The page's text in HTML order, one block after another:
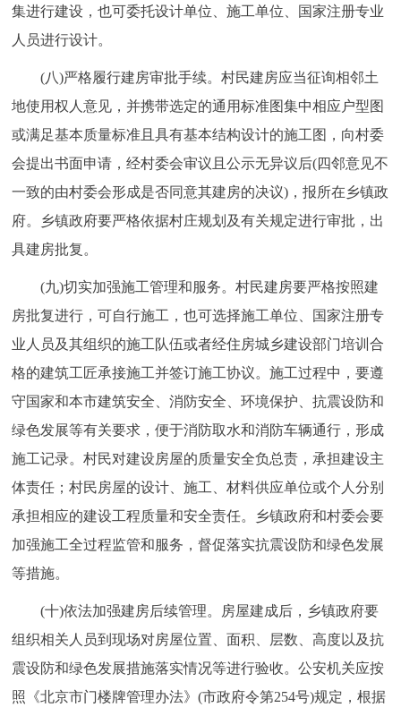
集进行建设，也可委托设计单位、施工单位、国家注册专业
人员进行设计。
(八)严格履行建房审批手续。村民建房应当征询相邻土
地使用权人意见，并携带选定的通用标准图集中相应户型图
或满足基本质量标准且具有基本结构设计的施工图，向村委
会提出书面申请，经村委会审议且公示无异议后(四邻意见不
一致的由村委会形成是否同意其建房的决议)，报所在乡镇政
府。乡镇政府要严格依据村庄规划及有关规定进行审批，出
具建房批复。
(九)切实加强施工管理和服务。村民建房要严格按照建
房批复进行，可自行施工，也可选择施工单位、国家注册专
业人员及其组织的施工队伍或者经住房城乡建设部门培训合
格的建筑工匠承接施工并签订施工协议。施工过程中，要遵
守国家和本市建筑安全、消防安全、环境保护、抗震设防和
绿色发展等有关要求，便于消防取水和消防车辆通行，形成
施工记录。村民对建设房屋的质量安全负总责，承担建设主
体责任；村民房屋的设计、施工、材料供应单位或个人分别
承担相应的建设工程质量和安全责任。乡镇政府和村委会要
加强施工全过程监管和服务，督促落实抗震设防和绿色发展
等措施。
(十)依法加强建房后续管理。房屋建成后，乡镇政府要
组织相关人员到现场对房屋位置、面积、层数、高度以及抗
震设防和绿色发展措施落实情况等进行验收。公安机关应按
照《北京市门楼牌管理办法》(市政府令第254号)规定，根据